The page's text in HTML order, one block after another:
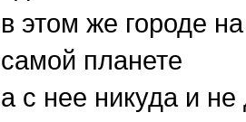
в этом же городе
самой планете
а с нее никуда и не